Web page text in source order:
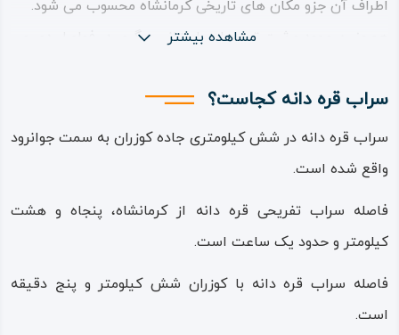
اطراف آن جزو مکان های تاریخی کرمانشاه محسوب می شود.
همچنین وجود و ثبت تپه های باستانی دیگری در فواصل دور و
دهه شصت هجری شمسی به طور اتفاقی تابوتی فلزی در سراب
قره دانه پیدا می شود که با بررسی های بیشتر مشخص گردید
مجموعه موارد بیان شده خاص بودن این سراب را به ما یادآوری
بیشتر می کند.
مشاهده بیشتر
سراب قره دانه کجاست؟
سراب قره دانه در شش کیلومتری جاده کوزران به سمت جوانرود
واقع شده است.
فاصله سراب تفریحی قره دانه از کرمانشاه، پنجاه و هشت
کیلومتر و حدود یک ساعت است.
فاصله سراب قره دانه با کوزران شش کیلومتر و پنج دقیقه
است.